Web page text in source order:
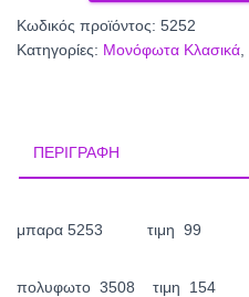
Κωδικός προϊόντος: 5252
Κατηγορίες: Μονόφωτα Κλασικά
ΠΕΡΙΓΡΑΦΉ
μπαρα 5253 τιμη 99
πολυφωτο 3508 τιμη 154